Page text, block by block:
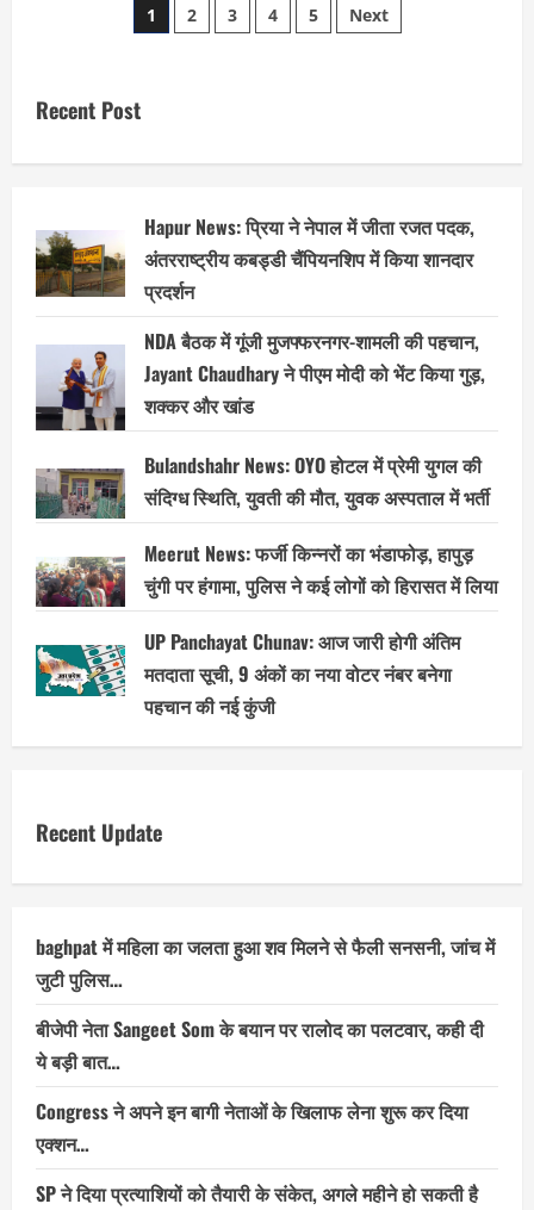
में
एकादशी
के
कड़ी
सुरक्षा
व्यवस्था।
Posts
1 2 3 4 5 Next
Recent Post
Hapur News: प्रिया ने नेपाल में जीता रजत पदक,
अंतरराष्ट्रीय कबड्डी चैंपियनशिप में किया शानदार
प्रदर्शन
NDA बैठक में गूंजी मुजफ्फरनगर-शामली की पहचान,
Jayant Chaudhary ने पीएम मोदी को भेंट किया गुड़,
शक्कर और खांड
Bulandshahr News: OYO होटल में प्रेमी युगल की
संदिग्ध स्थिति, युवती की मौत, युवक अस्पताल में भर्ती
Meerut News: फर्जी किन्नरों का भंडाफोड़, हापुड़
चुंगी पर हंगामा, पुलिस ने कई लोगों को हिरासत में लिया
UP Panchayat Chunav: आज जारी होगी अंतिम
मतदाता सूची, 9 अंकों का नया वोटर नंबर बनेगा
पहचान की नई कुंजी
Recent Update
baghpat में महिला का जलता हुआ शव मिलने से फैली सनसनी, जांच में
जुटी पुलिस…
बीजेपी नेता Sangeet Som के बयान पर रालोद का पलटवार, कही दी
ये बड़ी बात…
Congress ने अपने इन बागी नेताओं के खिलाफ लेना शुरू कर दिया
एक्शन…
SP ने दिया प्रत्याशियों को तैयारी के संकेत, अगले महीने हो सकती है